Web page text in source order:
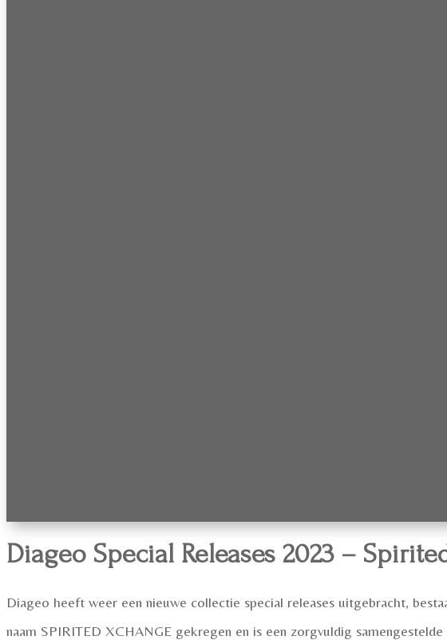
Diageo Special Releases 2023 –
Diageo heeft weer een nieuwe collectie special releases uitgebracht,
naam SPIRITED XCHANGE gekregen en is een zorgvuldig